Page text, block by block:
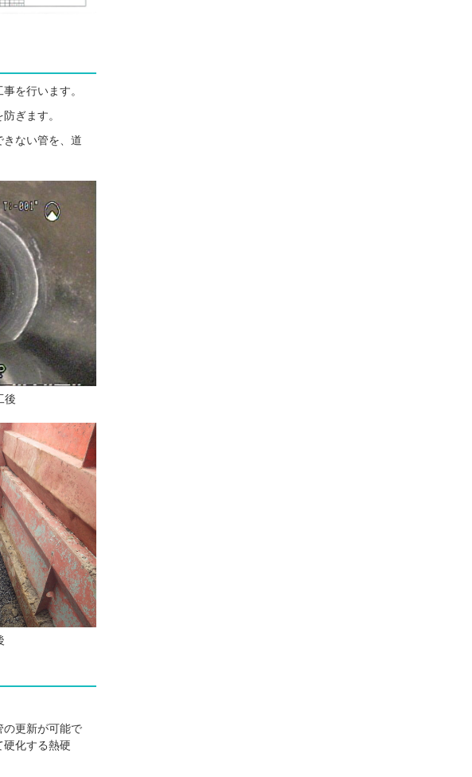
を行います。
ぎます。
ない管を、道
後
の更新が可能で
化する熱硬